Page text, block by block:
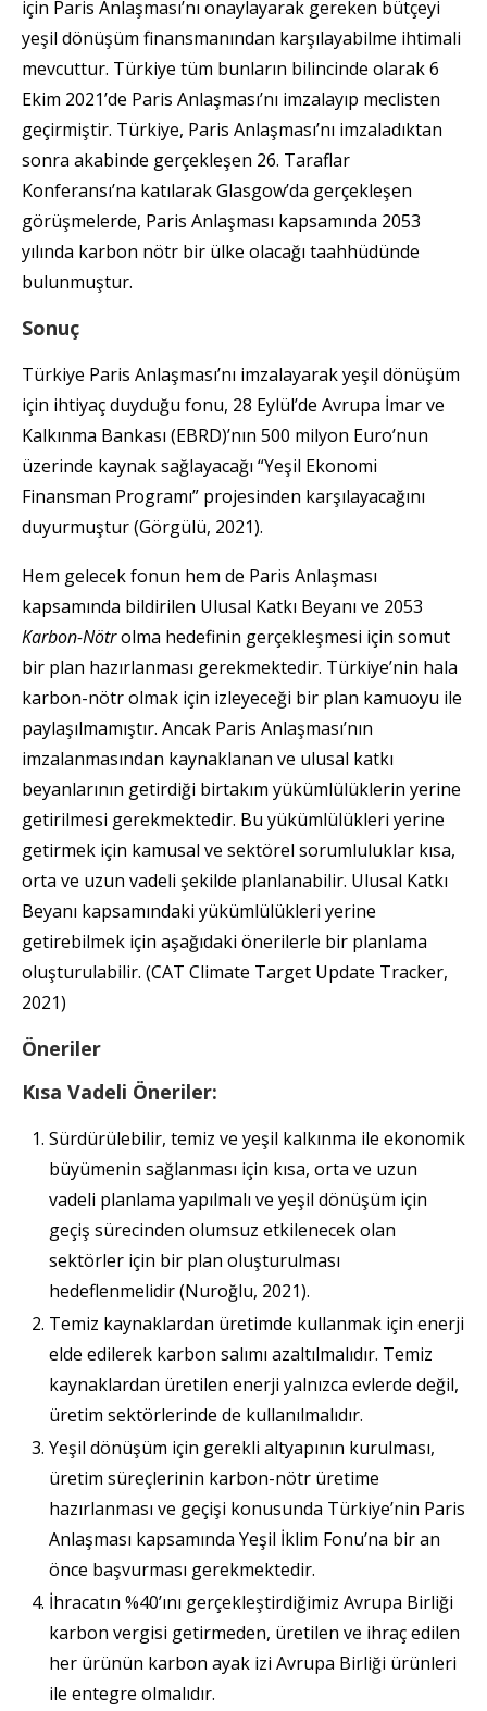
için Paris Anlaşması’nı onaylayarak gereken bütçeyi
yeşil dönüşüm finansmanından karşılayabilme ihtimali
mevcuttur. Türkiye tüm bunların bilincinde olarak 6
Ekim 2021’de Paris Anlaşması’nı imzalayıp meclisten
geçirmiştir. Türkiye, Paris Anlaşması’nı imzaladıktan
sonra akabinde gerçekleşen 26. Taraflar
Konferansı’na katılarak Glasgow’da gerçekleşen
görüşmelerde, Paris Anlaşması kapsamında 2053
yılında karbon nötr bir ülke olacağı taahhüdünde
bulunmuştur.
Sonuç
Türkiye Paris Anlaşması’nı imzalayarak yeşil dönüşüm
için ihtiyaç duyduğu fonu, 28 Eylül’de Avrupa İmar ve
Kalkınma Bankası (EBRD)’nın 500 milyon Euro’nun
üzerinde kaynak sağlayacağı “Yeşil Ekonomi
Finansman Programı” projesinden karşılayacağını
duyurmuştur (Görgülü, 2021).
Hem gelecek fonun hem de Paris Anlaşması
kapsamında bildirilen Ulusal Katkı Beyanı ve 2053
Karbon-Nötrolma hedefinin gerçekleşmesi için somut
bir plan hazırlanması gerekmektedir. Türkiye’nin hala
karbon-nötr olmak için izleyeceği bir plan kamuoyu ile
paylaşılmamıştır. Ancak Paris Anlaşması’nın
imzalanmasından kaynaklanan ve ulusal katkı
beyanlarının getirdiği birtakım yükümlülüklerin yerine
getirilmesi gerekmektedir. Bu yükümlülükleri yerine
getirmek için kamusal ve sektörel sorumluluklar kısa,
orta ve uzun vadeli şekilde planlanabilir. Ulusal Katkı
Beyanı kapsamındaki yükümlülükleri yerine
getirebilmek için aşağıdaki önerilerle bir planlama
oluşturulabilir. (CAT Climate Target Update Tracker,
2021)
Öneriler
Kısa Vadeli Öneriler:
Sürdürülebilir, temiz ve yeşil kalkınma ile ekonomik
büyümenin sağlanması için kısa, orta ve uzun
vadeli planlama yapılmalı ve yeşil dönüşüm için
geçiş sürecinden olumsuz etkilenecek olan
sektörler için bir plan oluşturulması
hedeflenmelidir (Nuroğlu, 2021).
Temiz kaynaklardan üretimde kullanmak için enerji
elde edilerek karbon salımı azaltılmalıdır. Temiz
kaynaklardan üretilen enerji yalnızca evlerde değil,
üretim sektörlerinde de kullanılmalıdır.
Yeşil dönüşüm için gerekli altyapının kurulması,
üretim süreçlerinin karbon-nötr üretime
hazırlanması ve geçişi konusunda Türkiye’nin Paris
Anlaşması kapsamında Yeşil İklim Fonu’na bir an
önce başvurması gerekmektedir.
İhracatın %40’ını gerçekleştirdiğimiz Avrupa Birliği
karbon vergisi getirmeden, üretilen ve ihraç edilen
her ürünün karbon ayak izi Avrupa Birliği ürünleri
ile entegre olmalıdır.